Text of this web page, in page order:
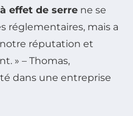
effet de serre ne se
réglementaires, mais a
réputation et
» – Thomas,
dans une entreprise